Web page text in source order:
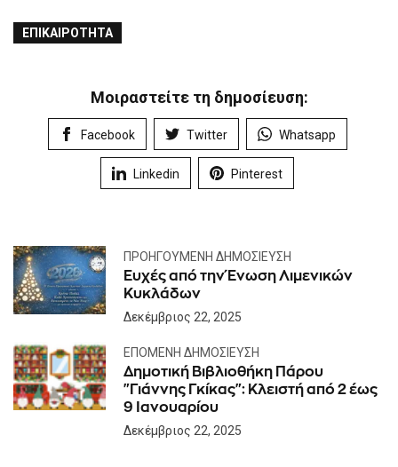
ΕΠΙΚΑΙΡΌΤΗΤΑ
Μοιραστείτε τη δημοσίευση:
Facebook Twitter Whatsapp
Linkedin Pinterest
ΠΡΟΗΓΟΎΜΕΝΗ ΔΗΜΟΣΊΕΥΣΗ
Ευχές από την Ένωση Λιμενικών
Κυκλάδων
Δεκέμβριος 22, 2025
ΕΠΌΜΕΝΗ ΔΗΜΟΣΊΕΥΣΗ
Δημοτική Βιβλιοθήκη Πάρου
"Γιάννης Γκίκας": Κλειστή από 2 έως
9 Ιανουαρίου
Δεκέμβριος 22, 2025